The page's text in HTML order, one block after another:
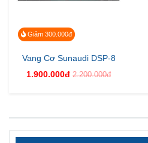
Giảm 300.000đ
Vang Cơ Sunaudi DSP-8
1.900.000đ 2.200.000đ